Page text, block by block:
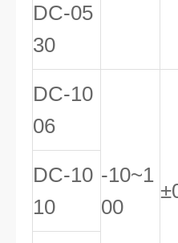
DC-05
30
DC-10
06
-10~1
00
DC-10
10